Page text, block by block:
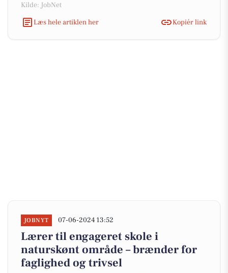
Kilde: JobNet
Læs hele artiklen her
Kopiér link
JOBNYT 07-06-2024 13:52
Lærer til engageret skole i
naturskønt område – brænder for
faglighed og trivsel